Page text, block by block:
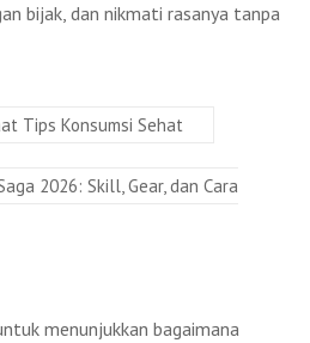
bijak, dan nikmati rasanya tanpa
Tips Konsumsi Sehat
2026: Skill, Gear, dan Cara
menunjukkan bagaimana